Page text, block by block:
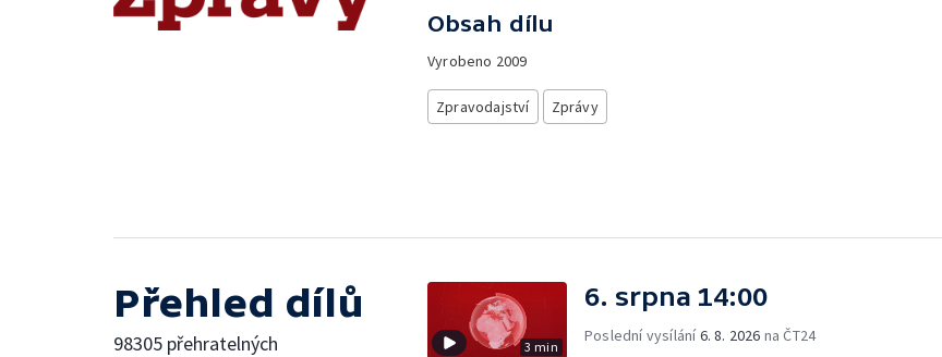
Obsah dílu
Vyrobeno 2009
Zpravodajství Zprávy
Přehled dílů
98305 přehratelných 3 min
6. srpna 14:00
Poslední vysílání6. 8. 2026 na ČT24